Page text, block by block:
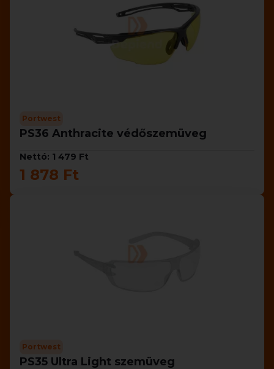
Portwest
PS36 Anthracite védőszemüveg
Nettó: 1 479 Ft
1 878 Ft
Portwest
PS35 Ultra Light szemüveg